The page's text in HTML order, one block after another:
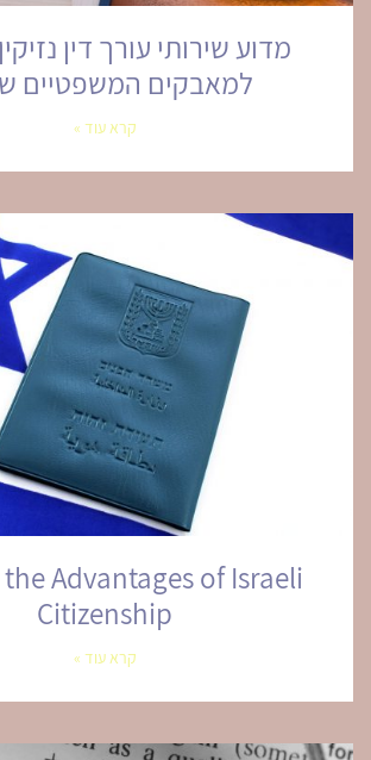
מדוע שירותי עורך דין
למאבקים המשפטיים
קרא עוד »
Advantages of Israeli
Citizenship
קרא עוד »